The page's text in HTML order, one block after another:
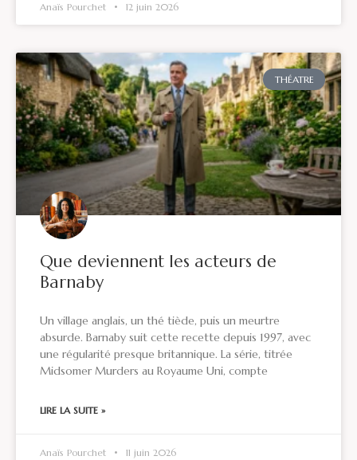
Anaïs Pourchet 12 juin 2026
THÉATRE
Que deviennent les acteurs de
Barnaby
Un village anglais, un thé tiède, puis un meurtre
absurde. Barnaby suit cette recette depuis 1997, avec
une régularité presque britannique. La série, titrée
Midsomer Murders au Royaume Uni, compte
LIRE LA SUITE »
Anaïs Pourchet 11 juin 2026